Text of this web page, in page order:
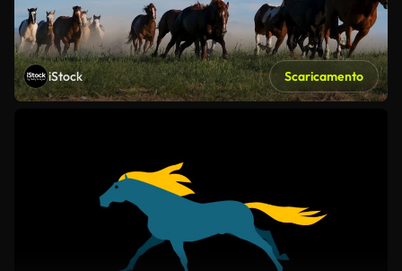
iStock Scaricamento